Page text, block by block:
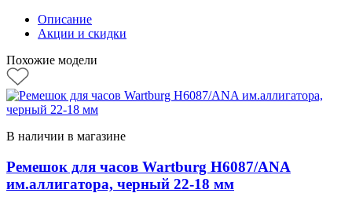
Описание
Акции и скидки
Похожие модели
В наличии в магазине
Ремешок для часов Wartburg H6087/ANA
им.аллигатора, черный 22-18 мм